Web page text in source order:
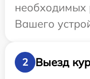
необходимых
Вашего
2
Выезд